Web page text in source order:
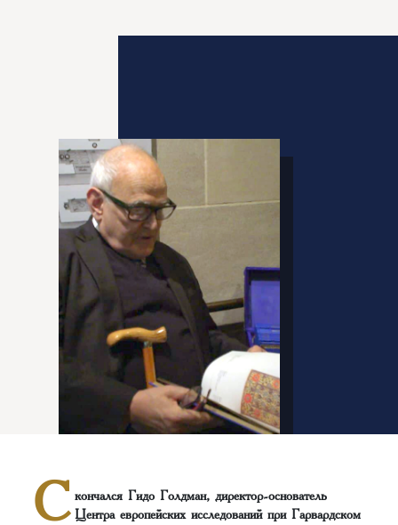
С кончался Гидо Голдман, директор-основатель
Центра европейских исследований при Гарвардском